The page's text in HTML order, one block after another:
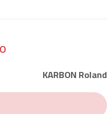
KARBON Roland